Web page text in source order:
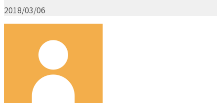
2018/03/06